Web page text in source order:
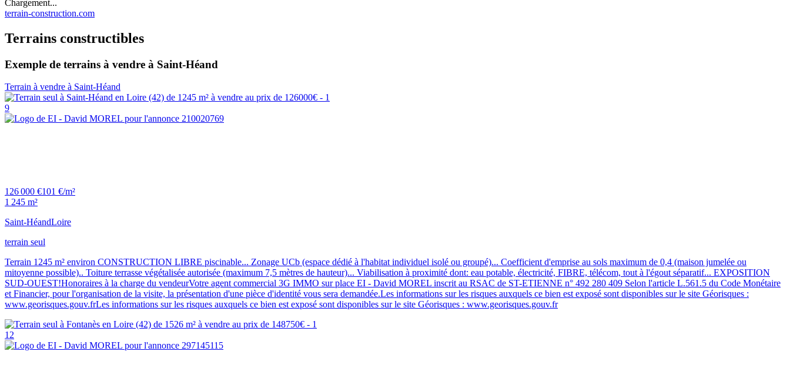
Chargement...
terrain-construction.com
Terrains constructibles
Exemple de terrains à vendre à Saint-Héand
Terrain à vendre à Saint-Héand
9
126 000 €101 €/m²
1 245 m²
Saint-HéandLoire
terrain seul
Terrain 1245 m² environ CONSTRUCTION LIBRE piscinable... Zonage UCb (espace dédié à l'habitat individuel isolé ou groupé)... Coefficient d'emprise au sols maximum de 0,4 (maison jumelée ou
mitoyenne possible).. Toiture terrasse végétalisée autorisée (maximum 7,5 mètres de hauteur)... Viabilisation à proximité dont: eau potable, électricité, FIBRE, télécom, tout à l'égout séparatif... EXPOSITION
SUD-OUEST!Honoraires à la charge du vendeurVotre agent commercial 3G IMMO sur place EI - David MOREL inscrit au RSAC de ST-ETIENNE n° 492 280 409 Selon l'article L.561.5 du Code Monétaire
et Financier, pour l'organisation de la visite, la présentation d'une pièce d'identité vous sera demandée.Les informations sur les risques auxquels ce bien est exposé sont disponibles sur le site Géorisques :
www.georisques.gouv.frLes informations sur les risques auxquels ce bien est exposé sont disponibles sur le site Géorisques : www.georisques.gouv.fr
12